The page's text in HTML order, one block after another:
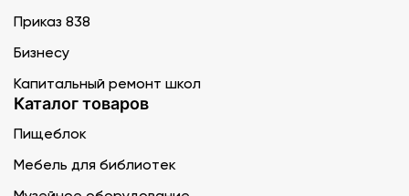
Приказ 838
Бизнесу
Капитальный ремонт школ
Каталог товаров
Пищеблок
Мебель для библиотек